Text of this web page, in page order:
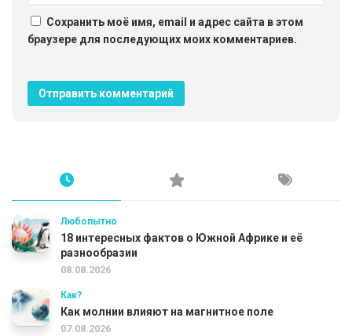
Сохранить моё имя, email и адрес сайта в этом
браузере для последующих моих комментариев.
Любопытно
18 интересных фактов о Южной Африке и её
разнообразии
08.08.2026
Как?
Как молнии влияют на магнитное поле
07.08.2026